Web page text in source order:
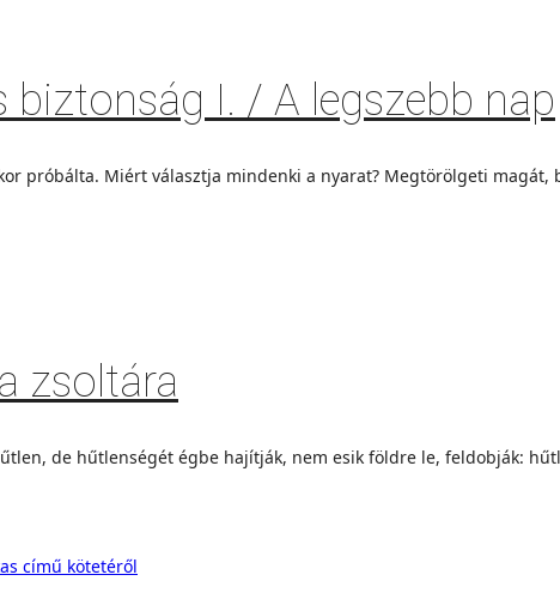
biztonság I. / A legszebb nap
Miért választja mindenki a nyarat? Megtörölgeti magát,
zsoltára
de hűtlenségét égbe hajítják, nem esik földre le, feldobják: